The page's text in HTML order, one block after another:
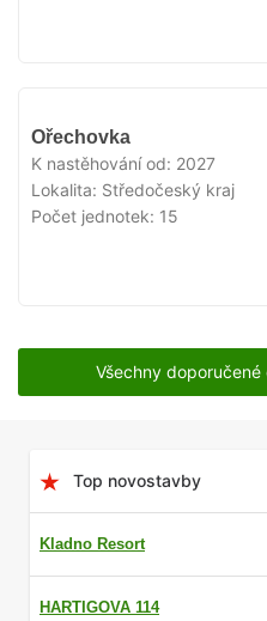
Ořechovka
K nastěhování od: 2027
Lokalita: Středočeský kraj
Počet jednotek: 15
Všechny
Top novostavby
Kladno Resort
HARTIGOVA 114